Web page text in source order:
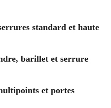
standard et haute
barillet et serrure
et portes